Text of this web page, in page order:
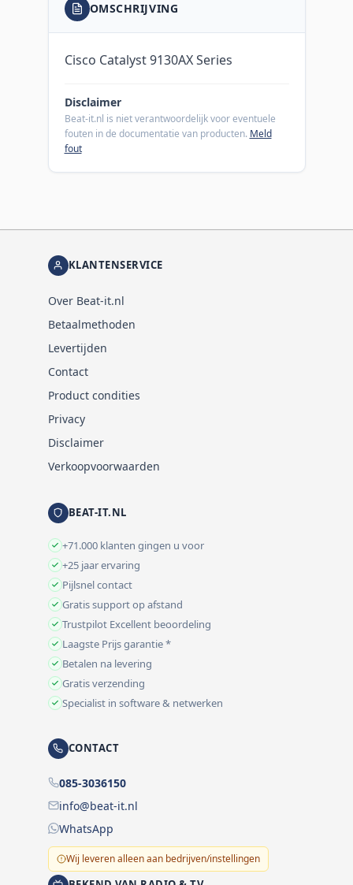
OMSCHRIJVING
Cisco Catalyst 9130AX Series
Disclaimer
Beat-it.nl is niet verantwoordelijk voor eventuele
fouten in de documentatie van producten. Meld
fout
KLANTENSERVICE
Over Beat-it.nl
Betaalmethoden
Levertijden
Contact
Product condities
Privacy
Disclaimer
Verkoopvoorwaarden
BEAT-IT.NL
+71.000 klanten gingen u voor
+25 jaar ervaring
Pijlsnel contact
Gratis support op afstand
Trustpilot Excellent beoordeling
Laagste Prijs garantie *
Betalen na levering
Gratis verzending
Specialist in software & netwerken
CONTACT
085-3036150
info@beat-it.nl
WhatsApp
Wij leveren alleen aan bedrijven/instellingen